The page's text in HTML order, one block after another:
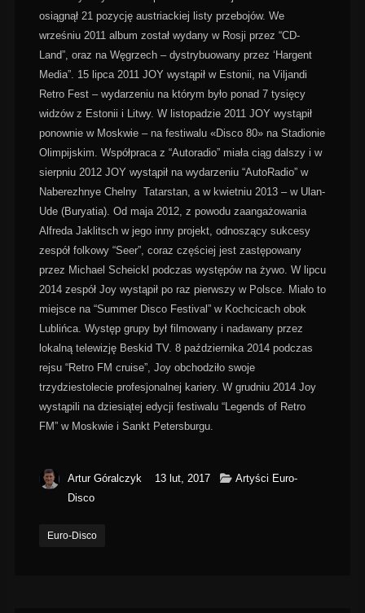
osiągnął 21 pozycję austriackiej listy przebojów. We
wrześniu 2011 album został wydany w Rosji przez “CD-
Land”, oraz na Węgrzech – dystrybuowany przez ‘Hargent
Media”. 15 lipca 2011 JOY wystąpił w Estonii, na Viljandi
Retro Fest – wydarzeniu na którym było ponad 7 tysięcy
widzów z Estonii i Litwy. W listopadzie 2011 JOY wystąpił
ponownie w Moskwie – na festiwalu «Disco 80» na Stadionie
Olimpijskim. Współpraca z “Autoradio” miała ciąg dalszy i w
sierpniu 2012 JOY wystąpił na wydarzeniu “AutoRadio” w
Naberezhnye Chelny Tatarstan, a w kwietniu 2013 – w Ulan-
Ude (Buryatia). Od maja 2012, z powodu zaangażowania
Alfreda Jaklitsch w jego inny projekt, odnoszący sukcesy
zespół folkowy “Seer”, coraz częściej jest zastępowany
przez Michael Scheickl podczas występów na żywo. W lipcu
2014 zespół Joy wystąpił po raz pierwszy w Polsce. Miało to
miejsce na “Summer Disco Festival” w Kochcicach obok
Lublińca. Występ grupy był filmowany i nadawany przez
lokalną telewizję Beskid TV. 8 października 2014 podczas
rejsu “Retro FM cruise”, Joy obchodziło swoje
trzydziestolecie profesjonalnej kariery. W grudniu 2014 Joy
wystąpili na dziesiątej edycji festiwalu “Legends of Retro
FM” w Moskwie i Sankt Petersburgu.
Artur Góralczyk 13 lut, 2017
Artyści Euro-
Disco
Euro-Disco